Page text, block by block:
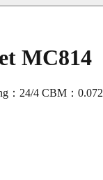
MC814
：24/4 CBM：0.072